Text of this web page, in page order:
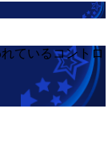
ているコントロ